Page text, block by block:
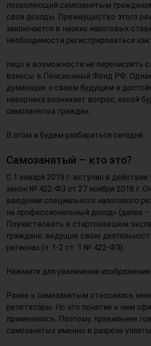
позволяющий самозанятым
свои доходы. Преимущество этого
заключается в низких налоговых
необходимости регистрироваться
лицо и возможности не перечислять
взносы в Пенсионный Фонд РФ.
думающих о своем будущем и
наверняка возникает вопрос, какой
самозанятых граждан.
В этом и будем разбираться сегодня.
Самозанятый – кто это?
С 1 января 2019 г. вступил в
закон № 422-ФЗ от 27 ноября 2018 г.
введения специального налогового
на профессиональный доход» (далее
Поучаствовать в стартовавшем
граждане, ведущие свою
регионах (п. 1-2 ст. 1 № 422-ФЗ):
Нажмите для увеличения изображения
Ранее к самозанятым относились
репетиторы. Но это понятие к ним
применялось. Поэтому, правильнее
самозанятых именно в разрезе